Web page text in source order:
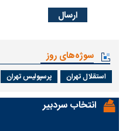
سوژه‌های روز
استقلال تهران پرسپولیس تهران
انتخاب سردبیر